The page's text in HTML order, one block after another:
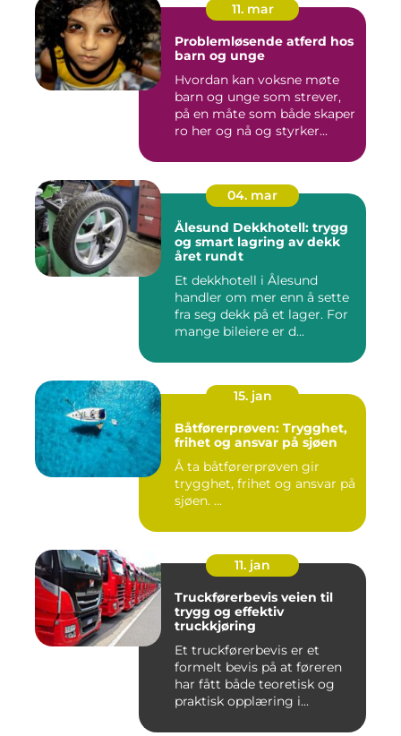
11. mar
Problemløsende atferd hos
barn og unge
Hvordan kan voksne møte
barn og unge som strever,
på en måte som både skaper
ro her og nå og styrker...
04. mar
Ålesund Dekkhotell: trygg
og smart lagring av dekk
året rundt
Et dekkhotell i Ålesund
handler om mer enn å sette
fra seg dekk på et lager. For
mange bileiere er d...
15. jan
Båtførerprøven: Trygghet,
frihet og ansvar på sjøen
Å ta båtførerprøven gir
trygghet, frihet og ansvar på
sjøen. ...
11. jan
Truckførerbevis veien til
trygg og effektiv
truckkjøring
Et truckførerbevis er et
formelt bevis på at føreren
har fått både teoretisk og
praktisk opplæring i...